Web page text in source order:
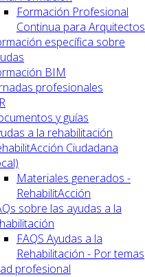
Formación Profesional
Continua para Arquitectos
específica sobre
BIM
profesionales
y guías
a la rehabilitación
Ciudadana
Materiales generados -
RehabilitAcción
sobre las ayudas a la
FAQS Ayudas a la
Rehabilitación - Por temas
profesional